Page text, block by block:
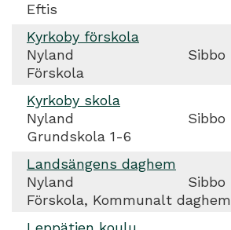
Eftis
Kyrkoby förskola
Nyland
Sibbo
Förskola
Kyrkoby skola
Nyland
Sibbo
Grundskola 1-6
Landsängens daghem
Nyland
Sibbo
Förskola, Kommunalt daghem